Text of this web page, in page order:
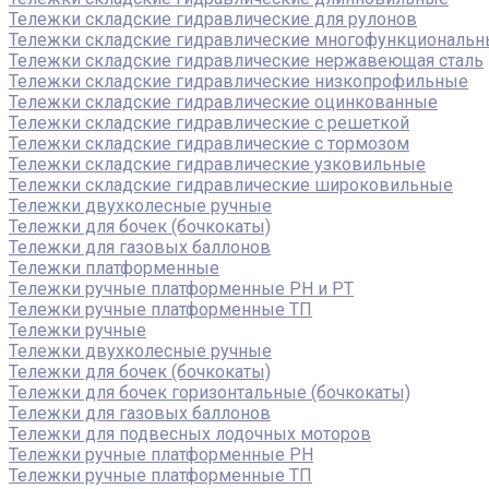
Тележки складские гидравлические для рулонов
Тележки складские гидравлические
Тележки складские гидравлические нержавеющая сталь
Тележки складские гидравлические низкопрофильные
Тележки складские гидравлические оцинкованные
Тележки складские гидравлические с решеткой
Тележки складские гидравлические с тормозом
Тележки складские гидравлические узковильные
Тележки складские гидравлические широковильные
Тележки двухколесные ручные
Тележки для бочек (бочкокаты)
Тележки для газовых баллонов
Тележки платформенные
Тележки ручные платформенные PH и PT
Тележки ручные платформенные ТП
Тележки ручные
Тележки двухколесные ручные
Тележки для бочек (бочкокаты)
Тележки для бочек горизонтальные (бочкокаты)
Тележки для газовых баллонов
Тележки для подвесных лодочных моторов
Тележки ручные платформенные PH
Тележки ручные платформенные ТП